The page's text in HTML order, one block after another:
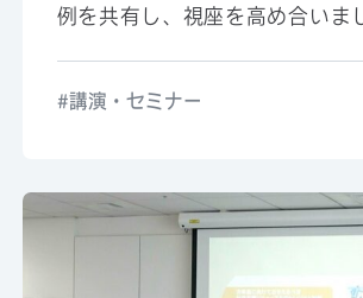
例を共有し、視座を高め合いま
講演・セミナー